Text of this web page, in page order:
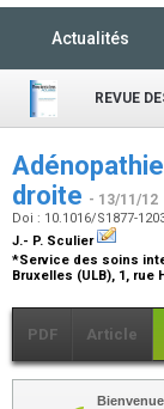
Actualités
REVUE
droite - 13/11/12
Doi : 10.1016/S1877-
J.- P. Sculier
*Service des soins
Bruxelles (ULB), 1, rue
PDF Article